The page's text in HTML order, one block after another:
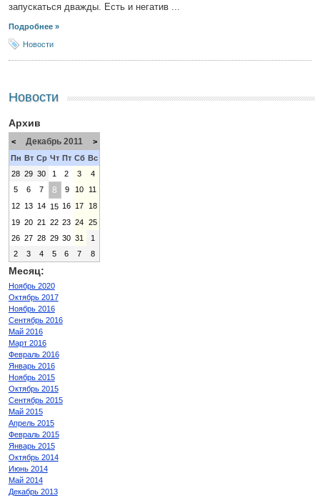
запускаться дважды. Есть и негатив ...
Подробнее »
Новости
Новости
Архив
< Декабрь 2011
>
Пн Вт Ср Чт Пт Сб Вс
28 29 30 1 2 3
4
5
6 7 8 9 10
11
12 13 14 15 16 17
18
19 20 21 22 23 24 25
26 27 28 29 30 31
1
2
3 4 5 6 7 8
Месяц:
Ноябрь 2020
Октябрь 2017
Ноябрь 2016
Сентябрь 2016
Май 2016
Март 2016
Февраль 2016
Январь 2016
Ноябрь 2015
Октябрь 2015
Сентябрь 2015
Май 2015
Апрель 2015
Февраль 2015
Январь 2015
Октябрь 2014
Июнь 2014
Май 2014
Декабрь 2013